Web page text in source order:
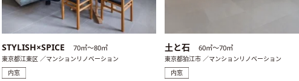
STYLISH×SPICE 70㎡〜80㎡
東京都江東区 ／マンションリノベーション
内窓
土と石 60㎡〜70㎡
東京都狛江市 ／マンションリノベーション
内窓